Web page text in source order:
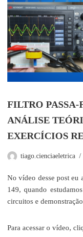
FILTRO PASSA-
ANÁLISE
EXERCÍCIOS
tiago.cienciaeletrica
No vídeo desse post eu
149, quando
circuitos e
Para acessar o vídeo,